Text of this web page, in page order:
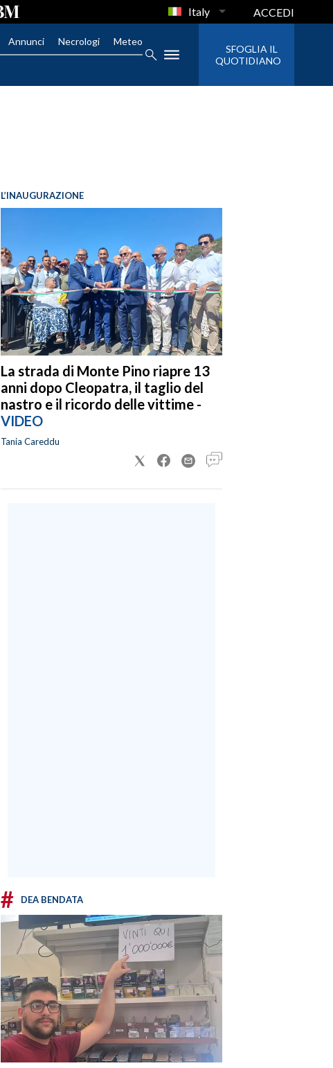
Italy ACCEDI
Annunci Necrologi Meteo
SFOGLIA IL
QUOTIDIANO
L’INAUGURAZIONE
La strada di Monte Pino riapre 13
anni dopo Cleopatra, il taglio del
nastro e il ricordo delle vittime -
VIDEO
Tania Careddu
# DEA BENDATA